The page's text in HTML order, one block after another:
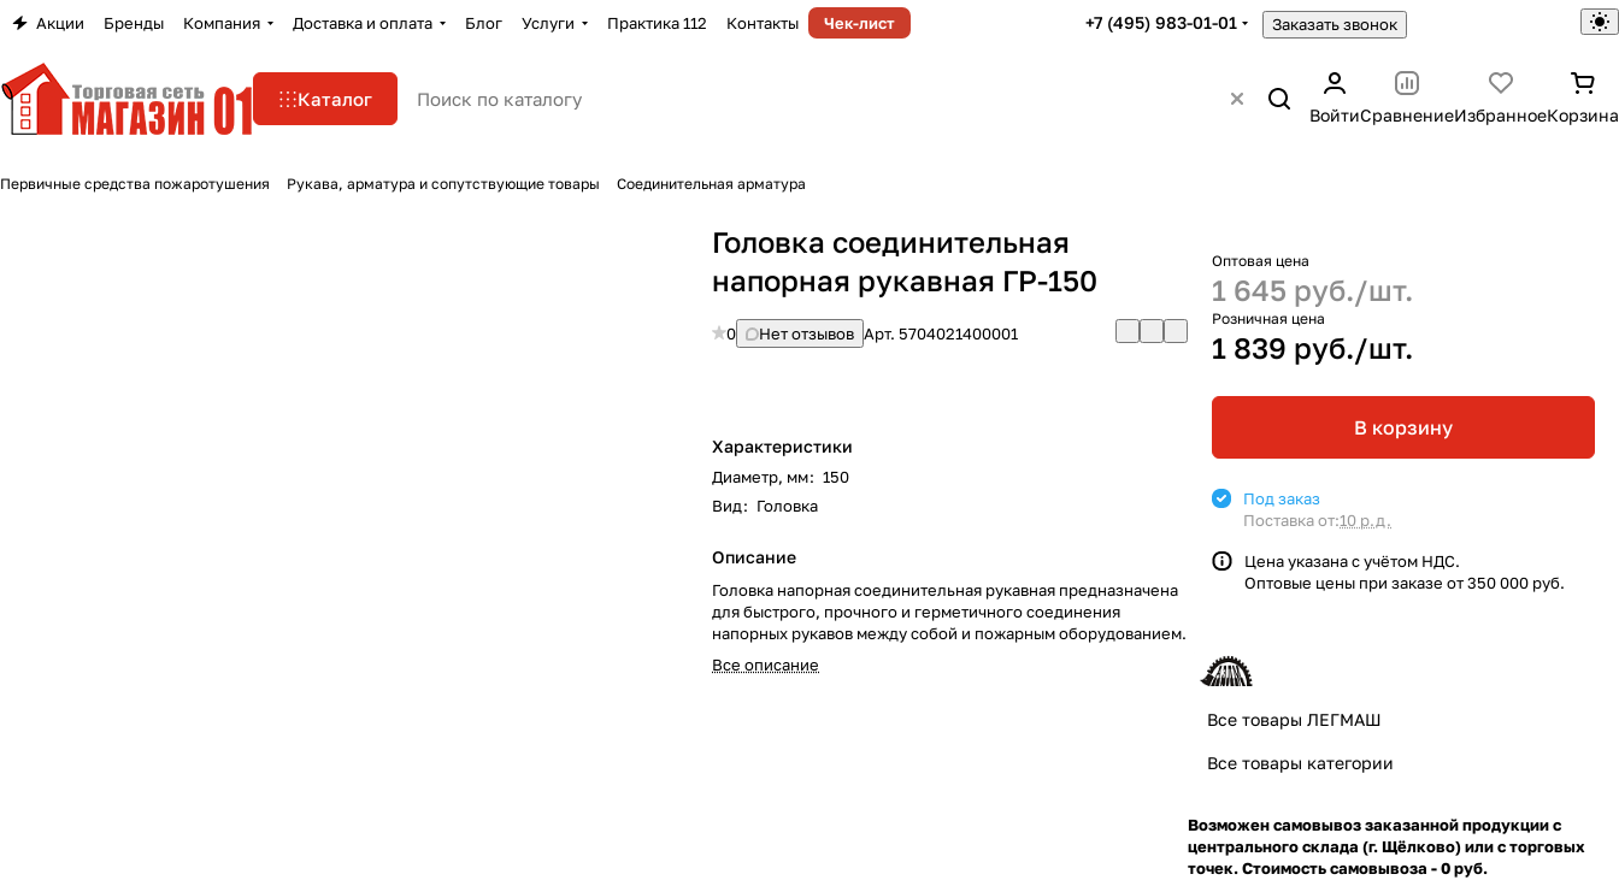
Акции Бренды Компания Доставка и оплата Блог Услуги Практика 112 Контакты Чек-лист +7 (495) 983-01-01 Заказать звонок
Каталог
ВойтиСравнениеИзбранноеКорзина
Первичные средства пожаротушения Рукава, арматура и сопутствующие товары Соединительная арматура
Головка соединительная
напорная рукавная ГР-150
0 Нет отзывов Арт. 5704021400001
Характеристики
Диаметр, мм: 150
Вид: Головка
Описание
Головка напорная соединительная рукавная предназначена
для быстрого, прочного и герметичного соединения
напорных рукавов между собой и пожарным оборудованием.
Все описание
Оптовая цена
1 645 руб./шт.
Розничная цена
1 839 руб./шт.
В корзину
Под заказ
Поставка от:10 р.д.
Цена указана с учётом НДС.
Оптовые цены при заказе от 350 000 руб.
Все товары ЛЕГМАШ
Все товары категории
Возможен самовывоз заказанной продукции с
центрального склада (г. Щёлково) или с торговых
точек. Стоимость самовывоза - 0 руб.